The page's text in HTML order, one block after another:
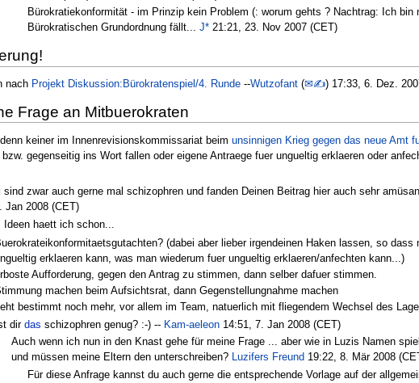
Bürokratiekonformität - im Prinzip kein Problem (: worum gehts ? Nachtrag: Ich
Bürokratischen Grundordnung fällt...J* 21:21, 23. Nov 2007 (CET)
nach Projekt Diskussion:Bürokratenspiel/4. Runde --Wutzofant (✉✍) 17:33, 6. Dez.
Frage an Mitbuerokraten
keiner im Innenrevisionskommissariat beim unsinnigen Krieg gegen das neue Amt
gegenseitig ins Wort fallen oder eigene Antraege fuer ungueltig erklaeren oder
sind zwar auch gerne mal schizophren und fanden Deinen Beitrag hier auch sehr
Jan 2008 (CET)
Ideen haett ich schon...
(dabei aber lieber irgendeinen Haken lassen, so
erklaeren kann, was man wiederum fuer ungueltig erklaeren/anfechten kann...)
Aufforderung, gegen den Antrag zu stimmen, dann selber dafuer stimmen.
machen beim Aufsichtsrat, dann Gegenstellungnahme machen
bestimmt noch mehr, vor allem im Team, natuerlich mit fliegendem Wechsel des
dirdas schizophren genug? :-) -- Kam-aeleon 14:51, 7. Jan 2008 (CET)
Auch wenn ich nun in den Knast gehe für meine Frage ... aber wie in Luzis Namen
und müssen meine Eltern den unterschreiben? Luzifers Freund 19:22, 8. Mär 2008
Für diese Anfrage kannst du auch gerne die entsprechende Vorlage auf der